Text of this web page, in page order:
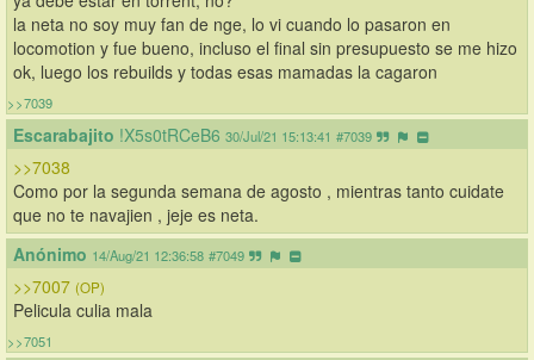
la neta no soy muy fan de nge, lo vi cuando lo pasaron en
locomotion y fue bueno, incluso el final sin presupuesto se me hizo
ok, luego los rebuilds y todas esas mamadas la cagaron
>>7039
Escarabajito !X5s0tRCeB6 30/Jul/21 15:13:41 #7039
>>7038
Como por la segunda semana de agosto , mientras tanto cuidate
que no te navajien , jeje es neta.
Anónimo 14/Aug/21 12:36:58 #7049
>>7007 (OP)
Pelicula culia mala
>>7051